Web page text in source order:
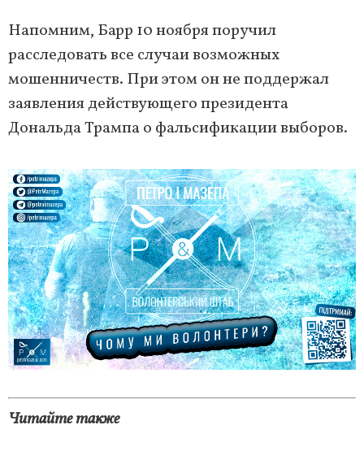
Напомним, Барр 10 ноября поручил
расследовать все случаи возможных
мошенничеств. При этом он не поддержал
заявления действующего президента
Дональда Трампа о фальсификации выборов.
Читайте также